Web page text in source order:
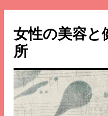
テ
ン
ツ
へ
キ
ッ
女性の美容
所